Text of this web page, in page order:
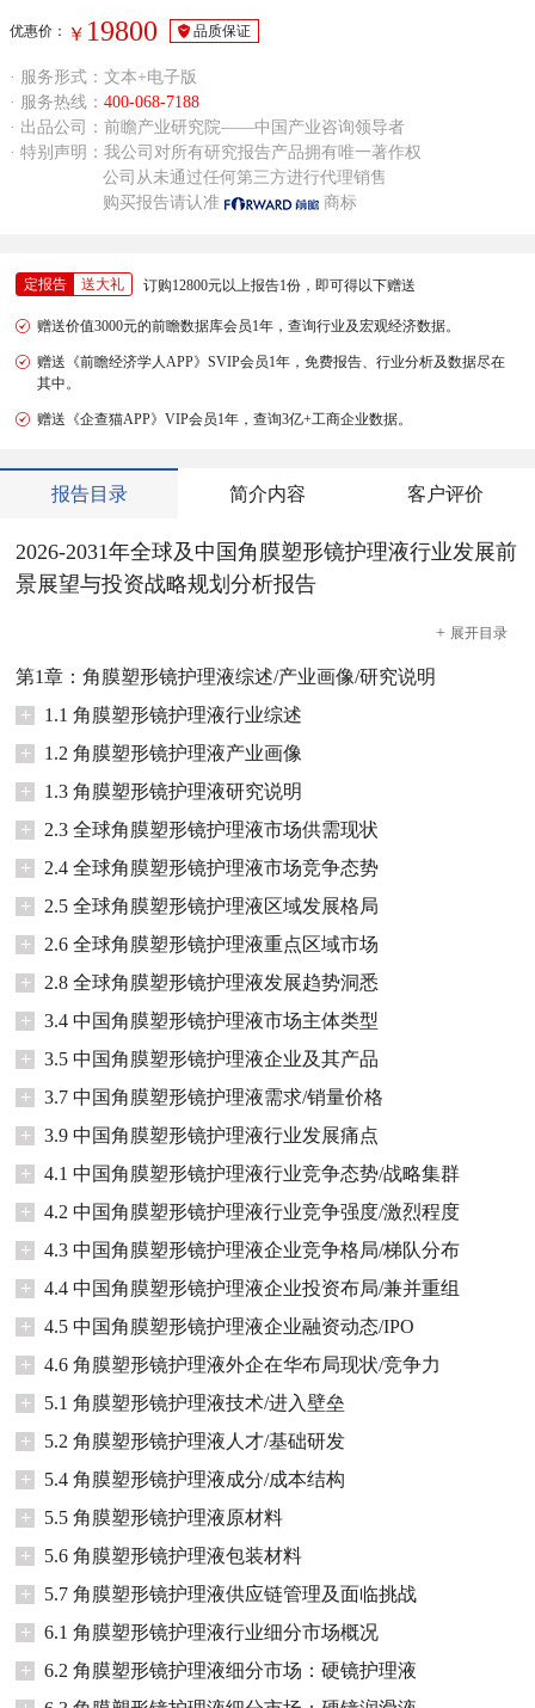
优惠价： ￥ 19800 品质保证
· 服务形式：文本+电子版
· 服务热线： 400-068-7188
· 出品公司：前瞻产业研究院——中国产业咨询领导者
· 特别声明：我公司对所有研究报告产品拥有唯一著作权
公司从未通过任何第三方进行代理销售
购买报告请认准
商标
定报告 送大礼 订购12800元以上报告1份，即可得以下赠送
赠送价值3000元的前瞻数据库会员1年，查询行业及宏观经济数据。
赠送《前瞻经济学人APP》SVIP会员1年，免费报告、行业分析及数据尽在
其中。
赠送《企查猫APP》VIP会员1年，查询3亿+工商企业数据。
报告目录 简介内容 客户评价
2026-2031年全球及中国角膜塑形镜护理液行业发展前
景展望与投资战略规划分析报告
+ 展开目录
第1章：角膜塑形镜护理液综述/产业画像/研究说明
+
1.1 角膜塑形镜护理液行业综述
+
1.2 角膜塑形镜护理液产业画像
+
1.3 角膜塑形镜护理液研究说明
+
2.3 全球角膜塑形镜护理液市场供需现状
+
2.4 全球角膜塑形镜护理液市场竞争态势
+
2.5 全球角膜塑形镜护理液区域发展格局
+
2.6 全球角膜塑形镜护理液重点区域市场
+
2.8 全球角膜塑形镜护理液发展趋势洞悉
+
3.4 中国角膜塑形镜护理液市场主体类型
+
3.5 中国角膜塑形镜护理液企业及其产品
+
3.7 中国角膜塑形镜护理液需求/销量价格
+
3.9 中国角膜塑形镜护理液行业发展痛点
+
4.1 中国角膜塑形镜护理液行业竞争态势/战略集群
+
4.2 中国角膜塑形镜护理液行业竞争强度/激烈程度
+
4.3 中国角膜塑形镜护理液企业竞争格局/梯队分布
+
4.4 中国角膜塑形镜护理液企业投资布局/兼并重组
+
4.5 中国角膜塑形镜护理液企业融资动态/IPO
+
4.6 角膜塑形镜护理液外企在华布局现状/竞争力
+
5.1 角膜塑形镜护理液技术/进入壁垒
+
5.2 角膜塑形镜护理液人才/基础研发
+
5.4 角膜塑形镜护理液成分/成本结构
+
5.5 角膜塑形镜护理液原材料
+
5.6 角膜塑形镜护理液包装材料
+
5.7 角膜塑形镜护理液供应链管理及面临挑战
+
6.1 角膜塑形镜护理液行业细分市场概况
+
6.2 角膜塑形镜护理液细分市场：硬镜护理液